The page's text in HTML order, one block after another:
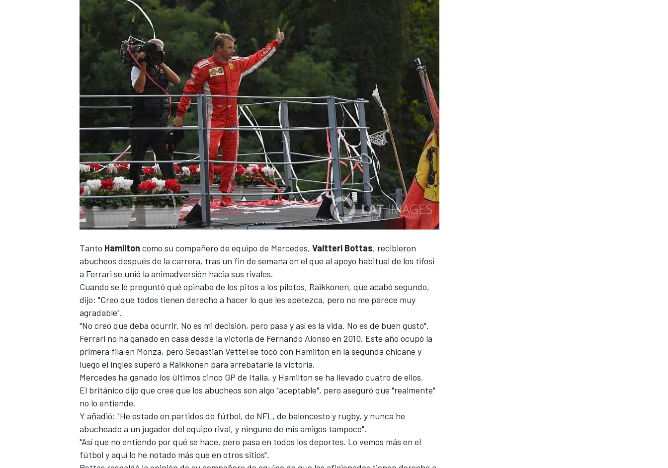
WEC FÓRMULA E
Tanto Hamilton como su compañero de equipo de Mercedes, Valtteri Bottas, recibieron
abucheos después de la carrera, tras un fin de semana en el que al apoyo habitual de los tifosi
a Ferrari se unió la animadversión hacia sus rivales.
Cuando se le preguntó qué opinaba de los pitos a los pilotos, Raikkonen, que acabó segundo,
dijo: "Creo que todos tienen derecho a hacer lo que les apetezca, pero no me parece muy
agradable".
"No creo que deba ocurrir. No es mi decisión, pero pasa y así es la vida. No es de buen gusto".
Ferrari no ha ganado en casa desde la victoria de Fernando Alonso en 2010. Este año ocupó la
primera fila en Monza, pero Sebastian Vettel se tocó con Hamilton en la segunda chicane y
luego el inglés superó a Raikkonen para arrebatarle la victoria.
Mercedes ha ganado los últimos cinco GP de Italia, y Hamilton se ha llevado cuatro de ellos.
El británico dijo que cree que los abucheos son algo "aceptable", pero aseguró que "realmente"
no lo entiende.
Y añadió: "He estado en partidos de fútbol, ​de NFL, de baloncesto y rugby, y nunca he
abucheado a un jugador del equipo rival, y ninguno de mis amigos tampoco".
"Así que no entiendo por qué se hace, pero pasa en todos los deportes. Lo vemos más en el
fútbol y aquí lo he notado más que en otros sitios".